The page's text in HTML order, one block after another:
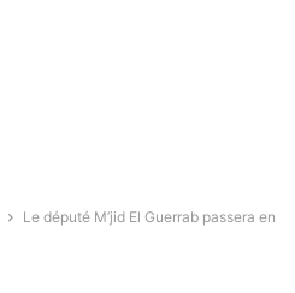
Le député M’jid El Guerrab passera en